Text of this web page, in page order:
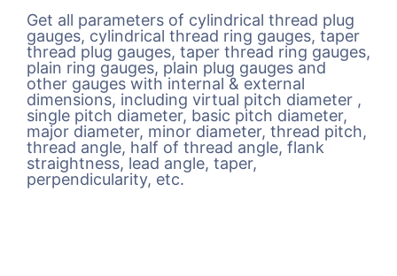
Get all parameters of cylindrical thread plug
gauges, cylindrical thread ring gauges, taper
thread plug gauges, taper thread ring gauges,
plain ring gauges, plain plug gauges and
other gauges with internal & external
dimensions, including virtual pitch diameter ,
single pitch diameter, basic pitch diameter,
major diameter, minor diameter, thread pitch,
thread angle, half of thread angle, flank
straightness, lead angle, taper,
perpendicularity, etc.